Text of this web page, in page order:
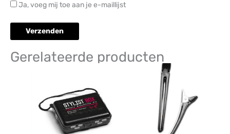
Ja, voeg mij toe aan je e-maillijst
Gerelateerde producten